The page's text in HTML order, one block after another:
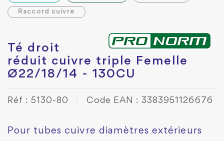
Raccord cuivre
Té droit
réduit cuivre triple Femelle
Ø22/18/14 - 130CU
Réf : 5130-80 Code EAN : 3383951126676
Pour tubes cuivre diamètres extérieurs